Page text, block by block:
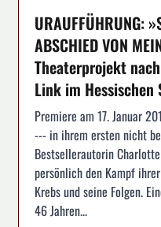
URAUFFÜHRUNG:
ABSCHIED VON
Theaterprojekt
Link im Hessischen
Premiere am 17. Januar
--- in ihrem ersten nicht
Bestsellerautorin
persönlich den Kampf
Krebs und seine Folgen.
46 Jahren...